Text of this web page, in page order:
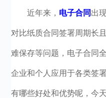
近年来， 电子合同 出
对比纸质合同签署周期长
难保存等问题，电子合同
企业和个人应用于各类签
有哪些好处和优势呢，今